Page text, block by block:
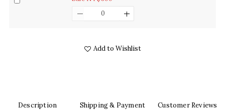
Add to Wishlist
Description Shipping & Payment Customer Reviews